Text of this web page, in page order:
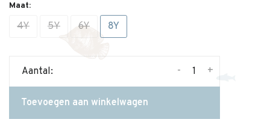
Maat:
4Y 5Y 6Y 8Y
Aantal: +
-
Toevoegen aan winkelwagen